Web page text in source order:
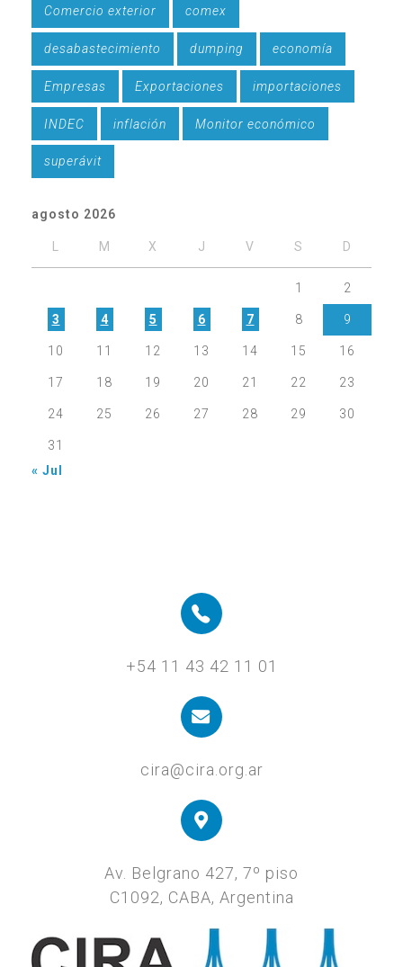
Comercio exterior comex
desabastecimiento dumping economía
Empresas Exportaciones importaciones
INDEC inflación Monitor económico
superávit
agosto 2026
L M X J V S D
1 2
3 4 5 6 7 8 9
10 11 12 13 14 15 16
17 18 19 20 21 22 23
24 25 26 27 28 29 30
31
« Jul
+54 11 43 42 11 01
cira@cira.org.ar
Av. Belgrano 427, 7º piso
C1092, CABA, Argentina